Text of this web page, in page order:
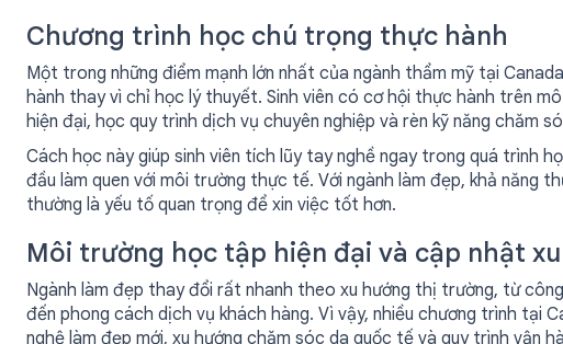
Chương trình học chú trọng thực hành
Một trong những điểm mạnh lớn nhất của ngành thẩm mỹ tại
hành thay vì chỉ học lý thuyết. Sinh viên có cơ hội thực hành trên
hiện đại, học quy trình dịch vụ chuyên nghiệp và rèn kỹ năng chăm
Cách học này giúp sinh viên tích lũy tay nghề ngay trong quá trình
đầu làm quen với môi trường thực tế. Với ngành làm đẹp, khả năng
thường là yếu tố quan trọng để xin việc tốt hơn.
Môi trường học tập hiện đại và cập nhật
Ngành làm đẹp thay đổi rất nhanh theo xu hướng thị trường, từ
đến phong cách dịch vụ khách hàng. Vì vậy, nhiều chương trình tại
nghệ làm đẹp mới, xu hướng chăm sóc da quốc tế và quy trình vận